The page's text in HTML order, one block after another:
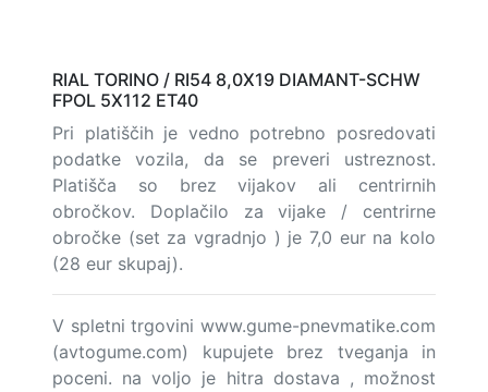
RIAL TORINO / RI54 8,0X19 DIAMANT-SCHW
FPOL 5X112 ET40
Pri platiščih je vedno potrebno posredovati
podatke vozila, da se preveri ustreznost.
Platišča so brez vijakov ali centrirnih
obročkov. Doplačilo za vijake / centrirne
obročke (set za vgradnjo ) je 7,0 eur na kolo
(28 eur skupaj).
V spletni trgovini www.gume-pnevmatike.com
(avtogume.com) kupujete brez tveganja in
poceni. na voljo je hitra dostava , možnost